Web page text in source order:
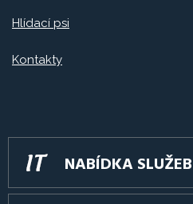
Hlídací psi
Kontakty
NABÍDKA